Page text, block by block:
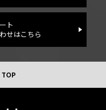
ト
せはこちら
TOP